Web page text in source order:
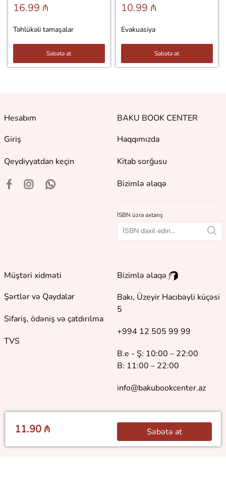
11.90 ₼ Səbətə at
16.99 ₼
Təhlükəli tamaşalar
Səbətə at
10.99 ₼
Evakuasiya
Səbətə at
Hesabım
Giriş
Qeydiyyatdan keçin
BAKU BOOK CENTER
Haqqımızda
Kitab sorğusu
Bizimlə əlaqə
İSBN üzrə axtarış
Müştəri xidməti
Şərtlər və Qaydalar
Sifariş, ödəniş və çatdırılma
TVS
Bizimlə əlaqə
Bakı, Üzeyir Hacıbəyli küçəsi
5
+994 12 505 99 99
B.e - Ş: 10:00 – 22:00
B: 11:00 – 22:00
info@bakubookcenter.az